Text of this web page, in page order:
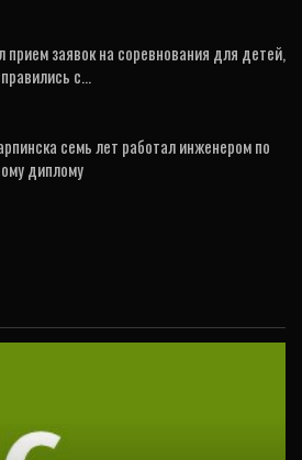
прием заявок на соревнования для детей,
с…
семь лет работал инженером по
диплому